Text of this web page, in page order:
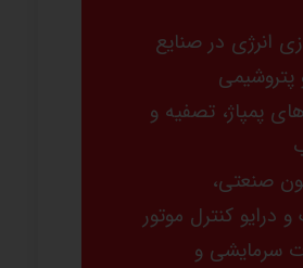
انرژی در صنایع
پتروشیمی
پمپاژ، تصفیه و
صنعتی،
و درایو کنترل موتور
سرمایشی و